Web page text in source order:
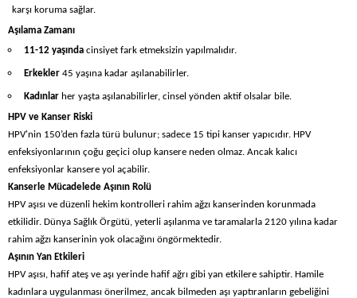
karşı koruma sağlar.
Aşılama Zamanı
11-12 yaşında cinsiyet fark etmeksizin yapılmalıdır.
Erkekler 45 yaşına kadar aşılanabilirler.
Kadınlar her yaşta aşılanabilirler, cinsel yönden aktif olsalar bile.
HPV ve Kanser Riski
HPV'nin 150’den fazla türü bulunur; sadece 15 tipi kanser yapıcıdır. HPV
enfeksiyonlarının çoğu geçici olup kansere neden olmaz. Ancak kalıcı
enfeksiyonlar kansere yol açabilir.
Kanserle Mücadelede Aşının Rolü
HPV aşısı ve düzenli hekim kontrolleri rahim ağzı kanserinden korunmada
etkilidir. Dünya Sağlık Örgütü, yeterli aşılanma ve taramalarla 2120 yılına kadar
rahim ağzı kanserinin yok olacağını öngörmektedir.
Aşının Yan Etkileri
HPV aşısı, hafif ateş ve aşı yerinde hafif ağrı gibi yan etkilere sahiptir. Hamile
kadınlara uygulanması önerilmez, ancak bilmeden aşı yaptıranların gebeliğini